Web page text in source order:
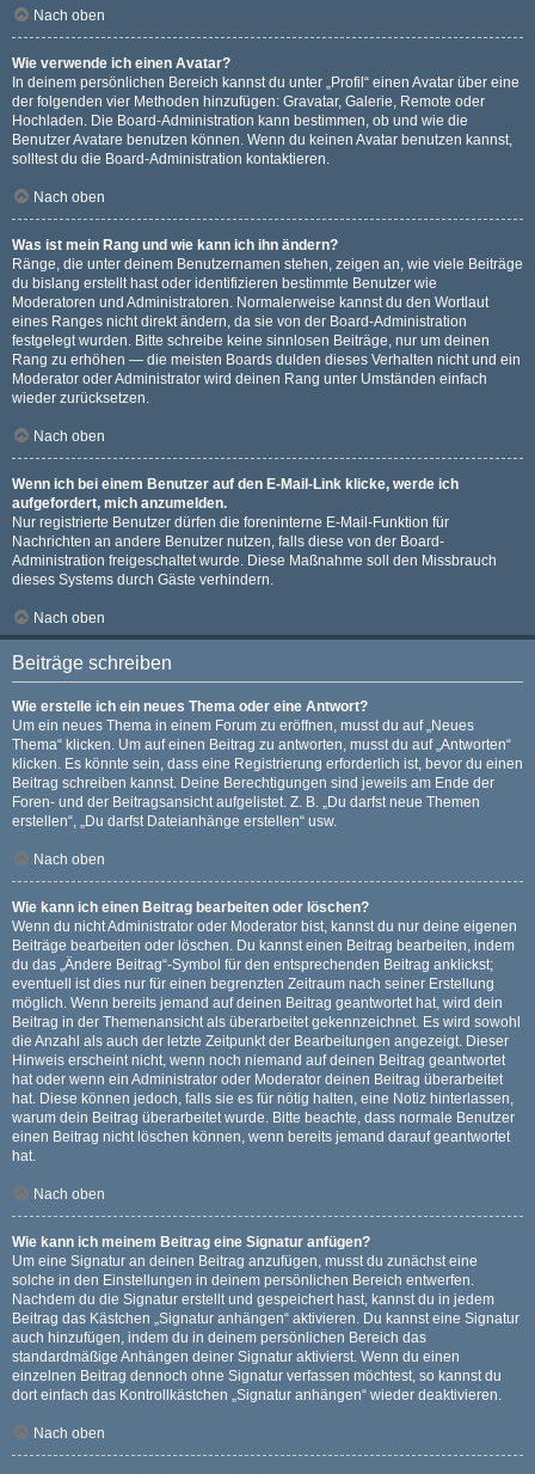
Nach oben
Wie verwende ich einen Avatar?
In deinem persönlichen Bereich kannst du unter „Profil“ einen Avatar über eine
der folgenden vier Methoden hinzufügen: Gravatar, Galerie, Remote oder
Hochladen. Die Board-Administration kann bestimmen, ob und wie die
Benutzer Avatare benutzen können. Wenn du keinen Avatar benutzen kannst,
solltest du die Board-Administration kontaktieren.
Nach oben
Was ist mein Rang und wie kann ich ihn ändern?
Ränge, die unter deinem Benutzernamen stehen, zeigen an, wie viele Beiträge
du bislang erstellt hast oder identifizieren bestimmte Benutzer wie
Moderatoren und Administratoren. Normalerweise kannst du den Wortlaut
eines Ranges nicht direkt ändern, da sie von der Board-Administration
festgelegt wurden. Bitte schreibe keine sinnlosen Beiträge, nur um deinen
Rang zu erhöhen — die meisten Boards dulden dieses Verhalten nicht und ein
Moderator oder Administrator wird deinen Rang unter Umständen einfach
wieder zurücksetzen.
Nach oben
Wenn ich bei einem Benutzer auf den E-Mail-Link klicke, werde ich
aufgefordert, mich anzumelden.
Nur registrierte Benutzer dürfen die foreninterne E-Mail-Funktion für
Nachrichten an andere Benutzer nutzen, falls diese von der Board-
Administration freigeschaltet wurde. Diese Maßnahme soll den Missbrauch
dieses Systems durch Gäste verhindern.
Nach oben
Beiträge schreiben
Wie erstelle ich ein neues Thema oder eine Antwort?
Um ein neues Thema in einem Forum zu eröffnen, musst du auf „Neues
Thema“ klicken. Um auf einen Beitrag zu antworten, musst du auf „Antworten“
klicken. Es könnte sein, dass eine Registrierung erforderlich ist, bevor du einen
Beitrag schreiben kannst. Deine Berechtigungen sind jeweils am Ende der
Foren- und der Beitragsansicht aufgelistet. Z. B. „Du darfst neue Themen
erstellen“, „Du darfst Dateianhänge erstellen“ usw.
Nach oben
Wie kann ich einen Beitrag bearbeiten oder löschen?
Wenn du nicht Administrator oder Moderator bist, kannst du nur deine eigenen
Beiträge bearbeiten oder löschen. Du kannst einen Beitrag bearbeiten, indem
du das „Ändere Beitrag“-Symbol für den entsprechenden Beitrag anklickst;
eventuell ist dies nur für einen begrenzten Zeitraum nach seiner Erstellung
möglich. Wenn bereits jemand auf deinen Beitrag geantwortet hat, wird dein
Beitrag in der Themenansicht als überarbeitet gekennzeichnet. Es wird sowohl
die Anzahl als auch der letzte Zeitpunkt der Bearbeitungen angezeigt. Dieser
Hinweis erscheint nicht, wenn noch niemand auf deinen Beitrag geantwortet
hat oder wenn ein Administrator oder Moderator deinen Beitrag überarbeitet
hat. Diese können jedoch, falls sie es für nötig halten, eine Notiz hinterlassen,
warum dein Beitrag überarbeitet wurde. Bitte beachte, dass normale Benutzer
einen Beitrag nicht löschen können, wenn bereits jemand darauf geantwortet
hat.
Nach oben
Wie kann ich meinem Beitrag eine Signatur anfügen?
Um eine Signatur an deinen Beitrag anzufügen, musst du zunächst eine
solche in den Einstellungen in deinem persönlichen Bereich entwerfen.
Nachdem du die Signatur erstellt und gespeichert hast, kannst du in jedem
Beitrag das Kästchen „Signatur anhängen“ aktivieren. Du kannst eine Signatur
auch hinzufügen, indem du in deinem persönlichen Bereich das
standardmäßige Anhängen deiner Signatur aktivierst. Wenn du einen
einzelnen Beitrag dennoch ohne Signatur verfassen möchtest, so kannst du
dort einfach das Kontrollkästchen „Signatur anhängen“ wieder deaktivieren.
Nach oben